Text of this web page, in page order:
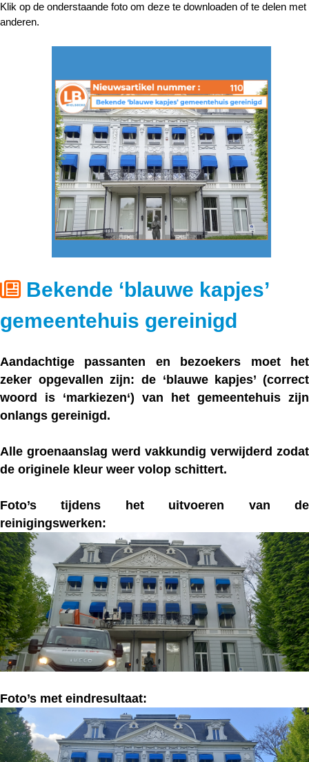
Klik op de onderstaande foto om deze te downloaden of te delen met
anderen.
Bekende ‘blauwe kapjes’
gemeentehuis gereinigd
Aandachtige passanten en bezoekers moet het
zeker opgevallen zijn: de ‘blauwe kapjes’ (correct
woord is ‘markiezen‘) van het gemeentehuis zijn
onlangs gereinigd.
Alle groenaanslag werd vakkundig verwijderd zodat
de originele kleur weer volop schittert.
Foto’s tijdens het uitvoeren van de
reinigingswerken:
Foto’s met eindresultaat: